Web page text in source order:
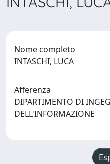
Nome completo
INTASCHI, LUCA
Afferenza
DIPARTIMENTO DI
DELL'INFORMAZIONE